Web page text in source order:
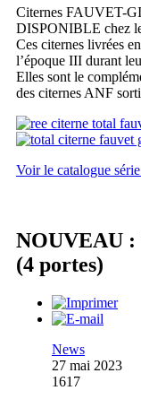
Citernes FAUVET-
DISPONIBLE chez
Ces citernes livrées
l’époque III durant
Elles sont le
des citernes ANF
Voir le catalogue
NOUVEAU
(4 portes)
News
27 mai 2023
1617